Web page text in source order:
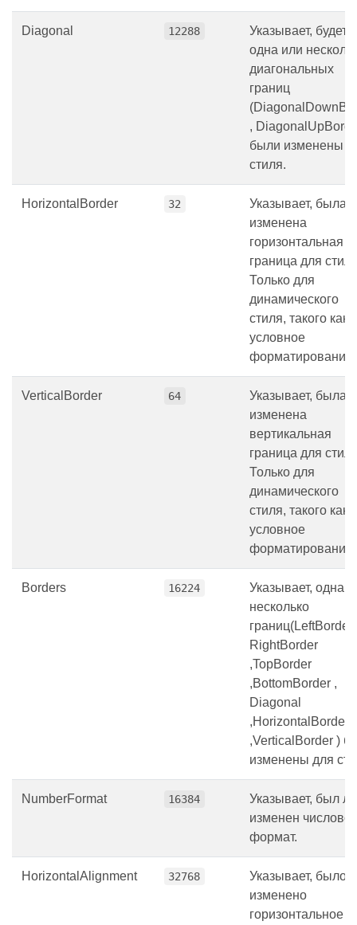
Diagonal 12288
Указывает, будет
одна или
диагональных
границ
,
были изменены
стиля.
HorizontalBorder 32
Указывает, была
изменена
горизонтальная
граница для
Только для
динамического
стиля, такого как
условное
форматирование.
VerticalBorder 64
Указывает, была
изменена
вертикальная
граница для
Только для
динамического
стиля, такого как
условное
форматирование.
Borders 16224
Указывает, одна
несколько
границ(LeftBorder
RightBorder
,TopBorder
,BottomBorder ,
Diagonal
,HorizontalBorder
,VerticalBorder )
изменены для
NumberFormat 16384
Указывает, был ли
изменен
формат.
HorizontalAlignment 32768
Указывает, было
изменено
горизонтальное